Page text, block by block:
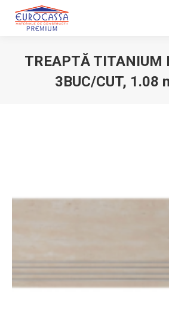
TREAPTĂ TITANIUM
3BUC/CUT, 1.08